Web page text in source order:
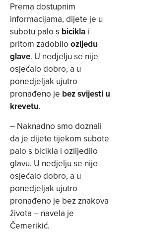
Prema dostupnim
informacijama, dijete je u
subotu palo s bicikla i
pritom zadobilo ozljedu
glave. U nedjelju se nije
osjećalo dobro, a u
ponedjeljak ujutro
pronađeno je bez svijesti u
krevetu.
– Naknadno smo doznali
da je dijete tijekom subote
palo s bicikla i ozlijedilo
glavu. U nedjelju se nije
osjećalo dobro, a u
ponedjeljak ujutro
pronađeno je bez znakova
života – navela je
Čemerikić.